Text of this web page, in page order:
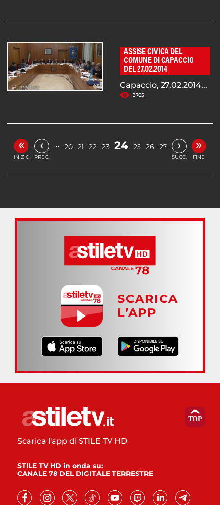
ASSISE CIVICA DEL
COMUNE DI CAPACCIO
DEL 27.02.2014
Capaccio, 27.02.2014...
3765
«
INIZIO
‹
PREC.
… 20 21 22 23 24 25 26 27 ›
SUCC.
»
FINE
SCARICA
L’APP
Scarica l'app di STILE TV HD
STILE TV HD in onda su:
CANALE 78 DEL DIGITALE TERRESTRE